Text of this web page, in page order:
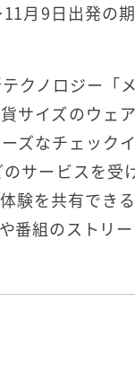
月9日出発の
クノロジー「
サイズのウェ
ズなチェック
サービスを
験を共有でき
番組のストリ